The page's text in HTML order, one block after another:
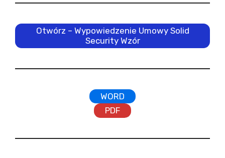
Otwórz – Wypowiedzenie Umowy Solid
Security Wzór
WORD
PDF